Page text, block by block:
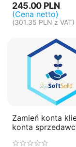
245.00 PLN
(Cena netto)
(301.35 PLN z VAT)
Zamień konta
konta